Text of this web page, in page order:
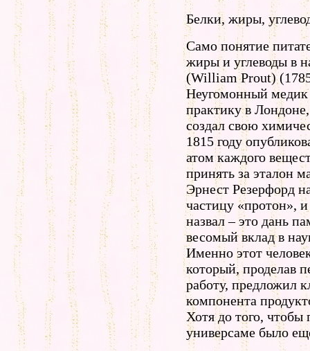
Белки, жиры,
Само понятие
жиры и углеводы в
(William Prout)
Неугомонный
практику в
создал свою
1815 году
атом каждого
принять за эталон
Эрнест Резерфорд
частицу «протон»,
назвал – это дань
весомый вклад в
Именно этот
который, проделав
работу, предложил
компонента
Хотя до того, чтобы
универсаме было